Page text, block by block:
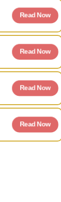
Read Now
Read Now
Read Now
Read Now